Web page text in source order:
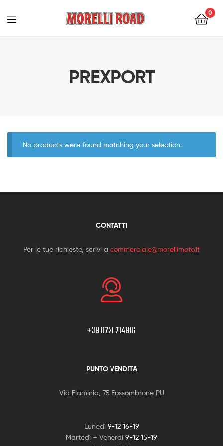
0
PREXPORT
No products were found matching your selection.
CONTATTI
Per le tue richieste, scrivi a commerciale@morellimoto.it
+39 0721 714916
PUNTO VENDITA
Via Flaminia, 75 Fossombrone PU
Lunedì 9-12 16-19
Martedì – Venerdì 9-12 15-19